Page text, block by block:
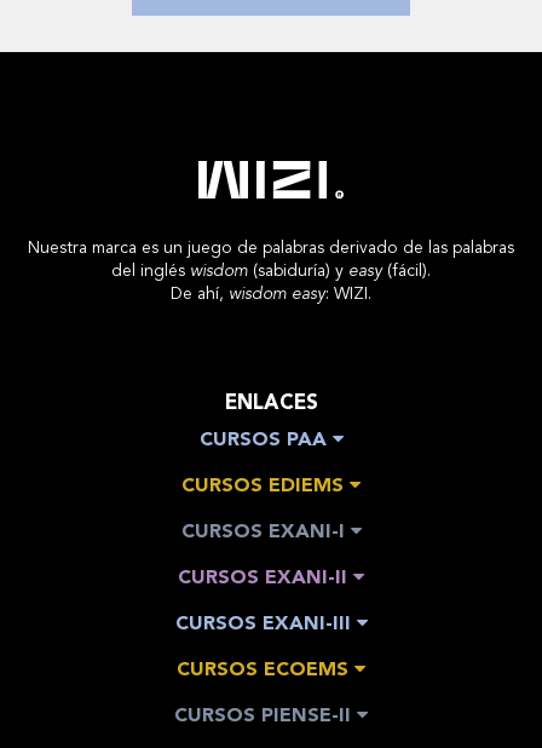
Nuestra marca es un juego de palabras derivado de las palabras
del inglés wisdom (sabiduría) y easy(fácil).
De ahí, wisdom easy: WIZI.
ENLACES
CURSOS PAA
CURSOS EDIEMS
CURSOS EXANI-I
CURSOS EXANI-II
CURSOS EXANI-III
CURSOS ECOEMS
CURSOS PIENSE-II